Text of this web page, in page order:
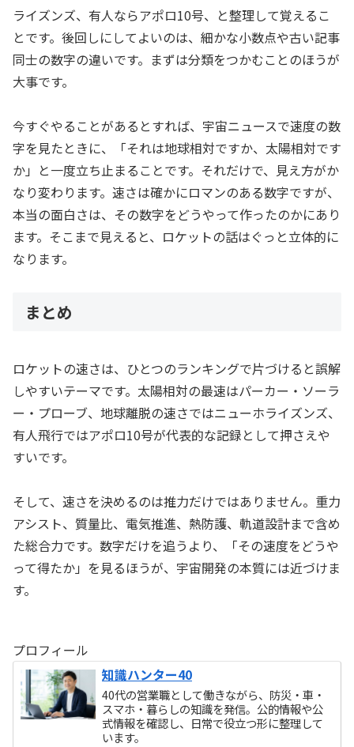
ライズンズ、有人ならアポロ10号、と整理して覚えるこ
とです。後回しにしてよいのは、細かな小数点や古い記事
同士の数字の違いです。まずは分類をつかむことのほうが
大事です。
今すぐやることがあるとすれば、宇宙ニュースで速度の数
字を見たときに、「それは地球相対ですか、太陽相対です
か」と一度立ち止まることです。それだけで、見え方がか
なり変わります。速さは確かにロマンのある数字ですが、
本当の面白さは、その数字をどうやって作ったのかにあり
ます。そこまで見えると、ロケットの話はぐっと立体的に
なります。
まとめ
ロケットの速さは、ひとつのランキングで片づけると誤解
しやすいテーマです。太陽相対の最速はパーカー・ソーラ
ー・プローブ、地球離脱の速さではニューホライズンズ、
有人飛行ではアポロ10号が代表的な記録として押さえや
すいです。
そして、速さを決めるのは推力だけではありません。重力
アシスト、質量比、電気推進、熱防護、軌道設計まで含め
た総合力です。数字だけを追うより、「その速度をどうや
って得たか」を見るほうが、宇宙開発の本質には近づけま
す。
プロフィール
知識ハンター40
40代の営業職として働きながら、防災・車・
スマホ・暮らしの知識を発信。公的情報や公
式情報を確認し、日常で役立つ形に整理して
います。